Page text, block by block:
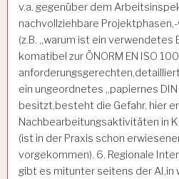
v.a. gegenüber dem
nachvollziehbare
(z.B. „warum ist ein
komatibel zur ÖNORM EN ISO
ein ungeordnetes „papiernes
besitzt,besteht die Gefahr, hier
Nachbearbeitungsaktivitäten in
(ist in der Praxis schon
vorgekommen). 6. Regionale
gibt es mitunter seitens der AI,in